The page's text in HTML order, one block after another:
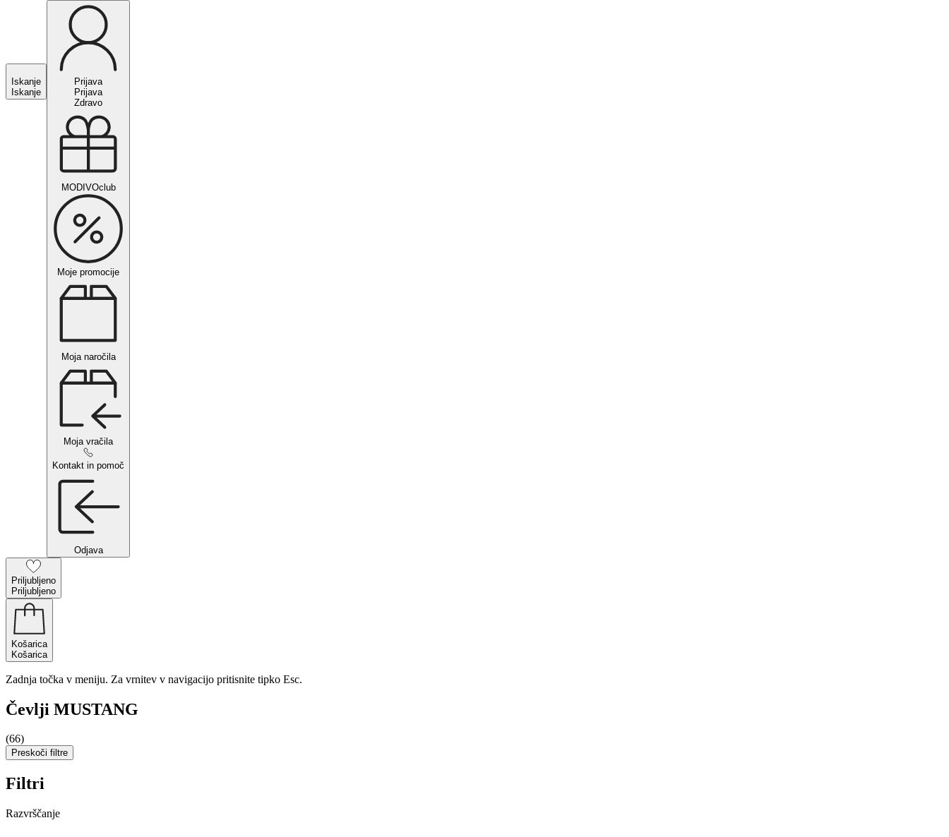
Iskanje
Iskanje
Prijava
Prijava
Zdravo
MODIVOclub
Moje promocije
Moja naročila
Moja vračila
Kontakt in pomoč
Odjava
Priljubljeno
Priljubljeno
Košarica
Košarica
Zadnja točka v meniju. Za vrnitev v navigacijo pritisnite tipko Esc.
Čevlji MUSTANG
(66)
Preskoči filtre
Filtri
Razvrščanje